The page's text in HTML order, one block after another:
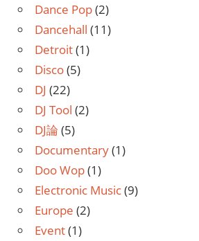
Dance Pop(2)
Dancehall (11)
Detroit(1)
Disco(5)
DJ (22)
DJ Tool (2)
DJ論 (5)
Documentary(1)
Doo Wop(1)
Electronic Music(9)
Europe (2)
Event(1)